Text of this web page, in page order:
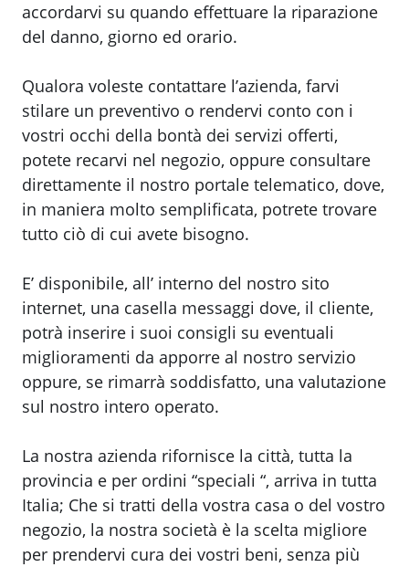
accordarvi su quando effettuare la riparazione
del danno, giorno ed orario.
Qualora voleste contattare l’azienda, farvi
stilare un preventivo o rendervi conto con i
vostri occhi della bontà dei servizi offerti,
potete recarvi nel negozio, oppure consultare
direttamente il nostro portale telematico, dove,
in maniera molto semplificata, potrete trovare
tutto ciò di cui avete bisogno.
E’ disponibile, all’ interno del nostro sito
internet, una casella messaggi dove, il cliente,
potrà inserire i suoi consigli su eventuali
miglioramenti da apporre al nostro servizio
oppure, se rimarrà soddisfatto, una valutazione
sul nostro intero operato.
La nostra azienda rifornisce la città, tutta la
provincia e per ordini “speciali “, arriva in tutta
Italia; Che si tratti della vostra casa o del vostro
negozio, la nostra società è la scelta migliore
per prendervi cura dei vostri beni, senza più